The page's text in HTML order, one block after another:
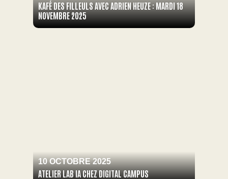
KAFÉ DES FILLEULS AVEC ADRIEN HEUZE : MARDI 18
NOVEMBRE 2025
10 OCTOBRE 2025
ATELIER LAB IA CHEZ DIGITAL CAMPUS